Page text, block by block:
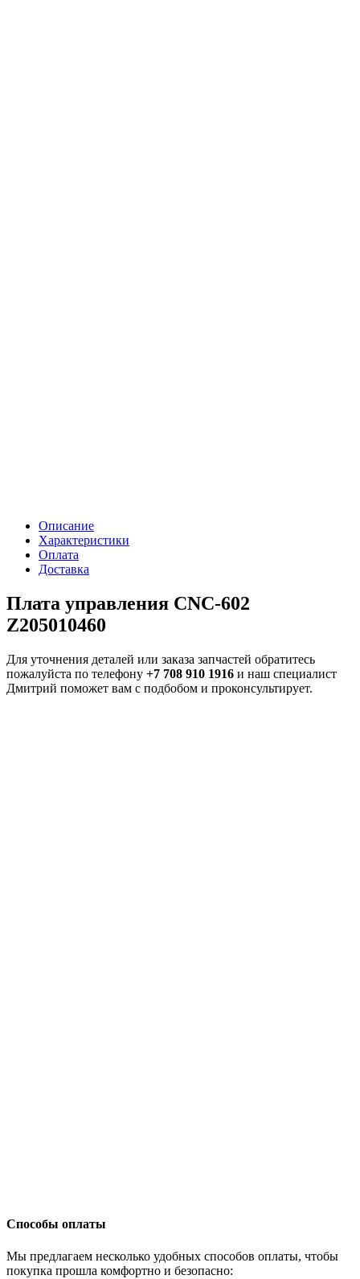
Описание
Характеристики
Оплата
Доставка
Плата управления CNC-602
Z205010460
Для уточнения деталей или заказа запчастей обратитесь
пожалуйста по телефону +7 708 910 1916 и наш специалист
Дмитрий поможет вам с подбобом и проконсультирует.
Способы оплаты
Мы предлагаем несколько удобных способов оплаты, чтобы
покупка прошла комфортно и безопасно: